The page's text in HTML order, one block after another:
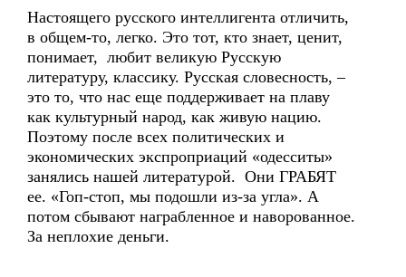
Настоящего русского интеллигента отличить,
в общем-то, легко. Это тот, кто знает, ценит,
понимает, любит великую Русскую
литературу, классику. Русская словесность, –
это то, что нас еще поддерживает на плаву
как культурный народ, как живую нацию.
Поэтому после всех политических и
экономических экспроприаций «одесситы»
занялись нашей литературой. Они ГРАБЯТ
ее. «Гоп-стоп, мы подошли из-за угла». А
потом сбывают награбленное и наворованное.
За неплохие деньги.